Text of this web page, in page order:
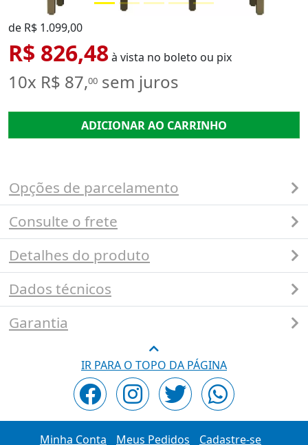
de R$ 1.099,00
R$ 826,48à vista no boleto ou pix
10x R$ 87,00 sem juros
ADICIONAR AO CARRINHO
Opções de parcelamento
Consulte o frete
Detalhes do produto
Dados técnicos
Garantia
IR PARA O TOPO DA PÁGINA
Minha Conta Meus Pedidos Cadastre-se